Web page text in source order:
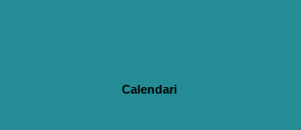
Calendari